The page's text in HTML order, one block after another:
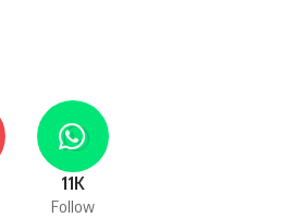
11K
Follow